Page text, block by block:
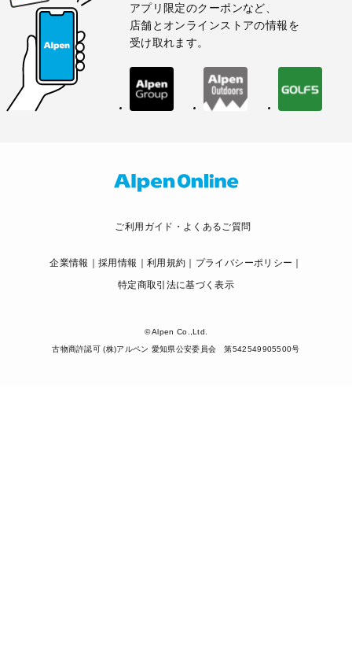
アプリ限定のクーポンなど、
店舗とオンラインストアの情報を
受け取れます。
ご利用ガイド・よくあるご質問
企業情報 採用情報 利用規約
プライバシーポリシー
特定商取引法に基づく表示
© Alpen Co.,Ltd.
古物商許認可 (株)アルペン 愛知県公安委員会 第542549905500号